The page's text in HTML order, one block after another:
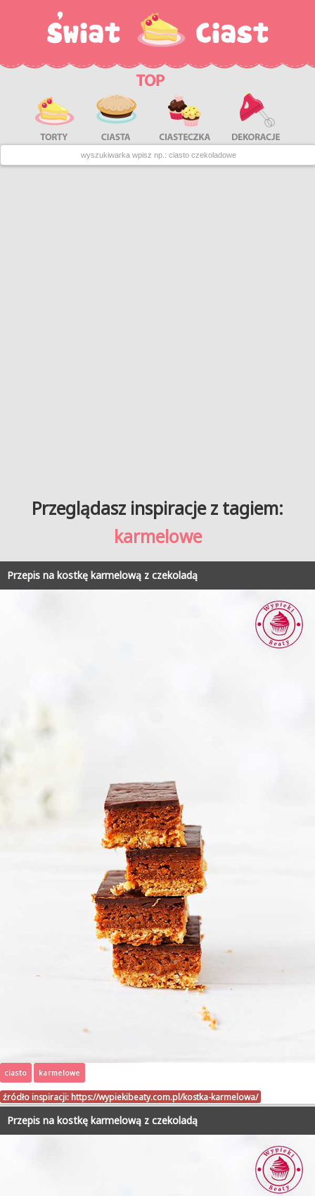
Przeglądasz inspiracje z tagiem:
karmelowe
Przepis na kostkę karmelową z czekoladą
ciasto karmelowe
źródło inspiracji: https://wypiekibeaty.com.pl/kostka-karmelowa/
Przepis na kostkę karmelową z czekoladą